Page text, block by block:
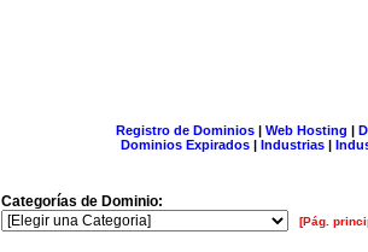
Registro de Dominios| Web Hosting |
Dominios Expirados | Industrias |
Categorías de Dominio:
[Pág.